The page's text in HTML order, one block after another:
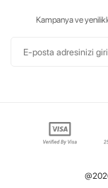
Kampanya ve